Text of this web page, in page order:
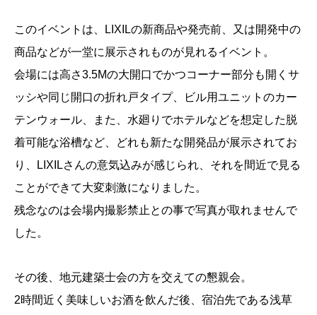
このイベントは、LIXILの新商品や発売前、又は開発中の
商品などが一堂に展示されものが見れるイベント。
会場には高さ3.5Mの大開口でかつコーナー部分も開くサ
ッシや同じ開口の折れ戸タイプ、ビル用ユニットのカー
テンウォール、また、水廻りでホテルなどを想定した脱
着可能な浴槽など、どれも新たな開発品が展示されてお
り、LIXILさんの意気込みが感じられ、それを間近で見る
ことができて大変刺激になりました。
残念なのは会場内撮影禁止との事で写真が取れませんで
した。
その後、地元建築士会の方を交えての懇親会。
2時間近く美味しいお酒を飲んだ後、宿泊先である浅草